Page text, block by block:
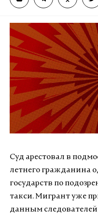
Суд арестовал в
летнего гражданина
государств по
такси. Мигрант уже
данным